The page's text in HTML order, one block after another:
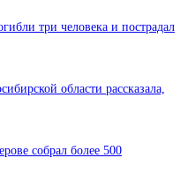
три человека и пострадал
области рассказала,
собрал более 500